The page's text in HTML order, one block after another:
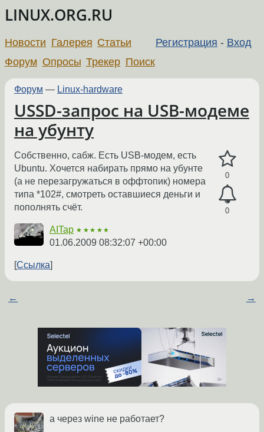
LINUX.ORG.RU
Регистрация - Вход
Новости Галерея Статьи
Форум Опросы Трекер Поиск
Форум — Linux-hardware
USSD-запрос на USB-модеме
на убунту
0
0
Собственно, сабж. Есть USB-модем, есть
Ubuntu. Хочется набирать прямо на убунте
(а не перезагружаться в оффтопик) номера
типа *102#, смотреть оставшиеся деньги и
пополнять счёт.
AITap ★★★★★
01.06.2009 08:32:07 +00:00
Ссылка
← →
а через wine не работает?